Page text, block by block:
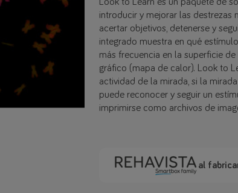
Look to Learn es un paquete de
introducir y mejorar las destrezas
acertar objetivos, detenerse y
integrado muestra en qué
más frecuencia en la superficie
gráfico (mapa de calor). Look to
actividad de la mirada, si la
puede reconocer y seguir un
imprimirse como archivos de
al